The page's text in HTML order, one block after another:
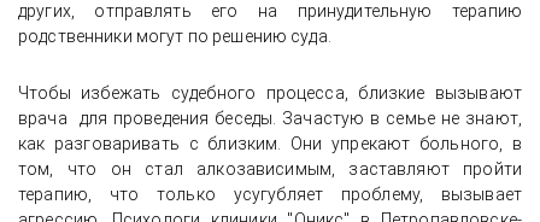
других, отправлять его на принудительную терапию
родственники могут по решению суда.
Чтобы избежать судебного процесса, близкие вызывают
врача для проведения беседы. Зачастую в семье не знают,
как разговаривать с близким. Они упрекают больного, в
том, что он стал алкозависимым, заставляют пройти
терапию, что только усугубляет проблему, вызывает